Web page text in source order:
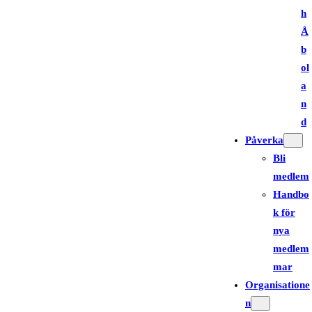
h
Å
b
ol
a
n
d
Påverka
Bli
medlem
Handbo
k för
nya
medlem
mar
Organisatione
n